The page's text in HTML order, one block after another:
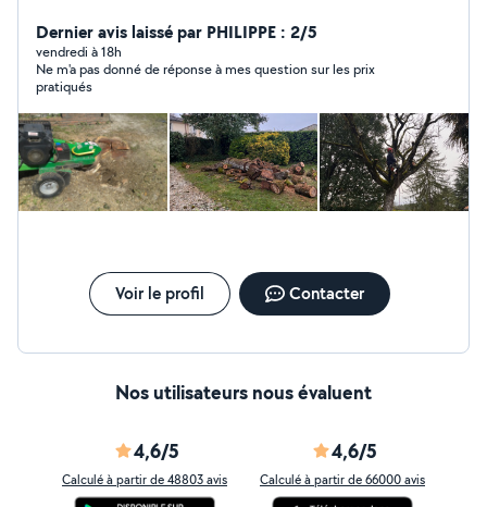
disponible 7j/7j. Devis gratuit sur demande, n'hésitez pas
à me contacter pour toutes demandes Contactez moi
de préférence au 06/20/94/78/34
Dernier avis laissé par PHILIPPE : 2/5
vendredi à 18h
Ne m'a pas donné de réponse à mes question sur les prix
pratiqués
Voir le profil Contacter
Nos utilisateurs nous évaluent
4,6/5
Calculé à partir de 48803 avis
4,6/5
Calculé à partir de 66000 avis